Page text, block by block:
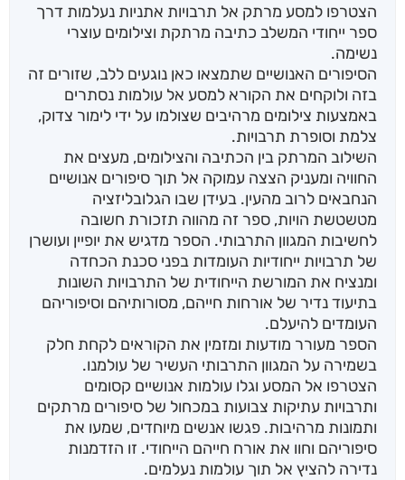
הצטרפו למסע מרתק אל תרבויות אתניות נעלמות דרך
ספר ייחודי המשלב כתיבה מרתקת וצילומים עוצרי
נשימה.
הסיפורים האנושיים שתמצאו כאן נוגעים ללב, שזורים זה
בזה ולוקחים את הקורא למסע אל עולמות נסתרים
באמצעות צילומים מרהיבים שצולמו על ידי לימור צדוק,
צלמת וסופרת תרבויות.
השילוב המרתק בין הכתיבה והצילומים, מעצים את
החוויה ומעניק הצצה עמוקה אל תוך סיפורים אנושיים
הנחבאים לרוב מהעין. בעידן שבו הגלובליזציה
מטשטשת הויות, ספר זה מהווה תזכורת חשובה
לחשיבות המגוון התרבותי. הספר מדגיש את יופיין ועושרן
של תרבויות ייחודיות העומדות בפני סכנת הכחדה
ומנציח את המורשת הייחודית של התרבויות השונות
בתיעוד נדיר של אורחות חייהם, מסורותיהם וסיפוריהם
העומדים להיעלם.
הספר מעורר מודעות ומזמין את הקוראים לקחת חלק
בשמירה על המגוון התרבותי העשיר של עולמנו.
הצטרפו אל המסע וגלו עולמות אנושיים קסומים
ותרבויות עתיקות צבועות במכחול של סיפורים מרתקים
ותמונות מרהיבות. פגשו אנשים מיוחדים, שמעו את
סיפוריהם וחוו את אורח חייהם הייחודי. זו הזדמנות
נדירה להציץ אל תוך עולמות נעלמים.